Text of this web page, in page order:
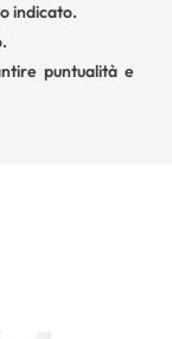
indicato.
puntualità e